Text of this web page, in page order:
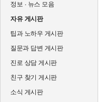
정보 · 뉴스 모음
자유 게시판
팁과 노하우 게시판
질문과 답변 게시판
진로 상담 게시판
친구 찾기 게시판
소식 게시판